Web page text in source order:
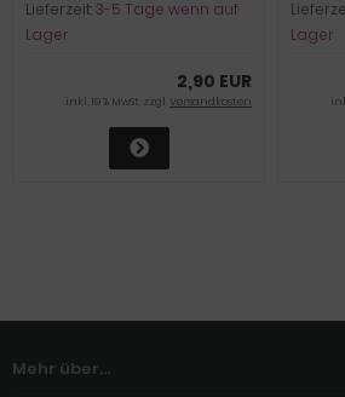
Lieferzeit:3-5 Tage wenn auf
Lager
2,90 EUR
inkl. 19 % MwSt. zzgl.Versandkosten
Lager
Mehr über...